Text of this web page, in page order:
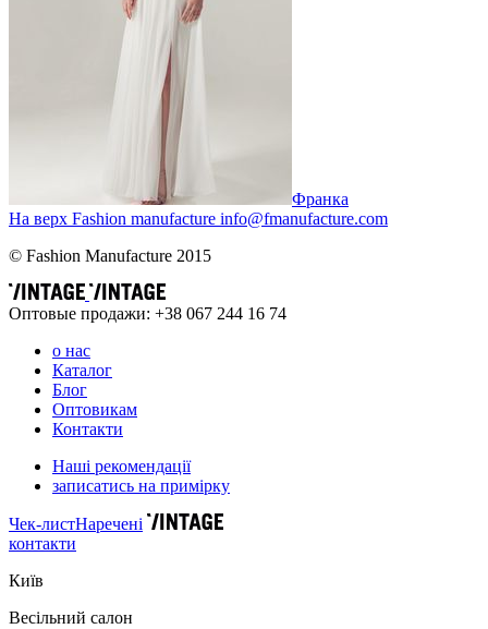
Франка
На верх Fashion manufacture info@fmanufacture.com
© Fashion Manufacture 2015
Оптовые продажи: +38 067 244 16 74
о нас
Каталог
Блог
Оптовикам
Контакти
Наші рекомендації
записатись на примірку
Чек-листНаречені
контакти
Київ
Весільний салон